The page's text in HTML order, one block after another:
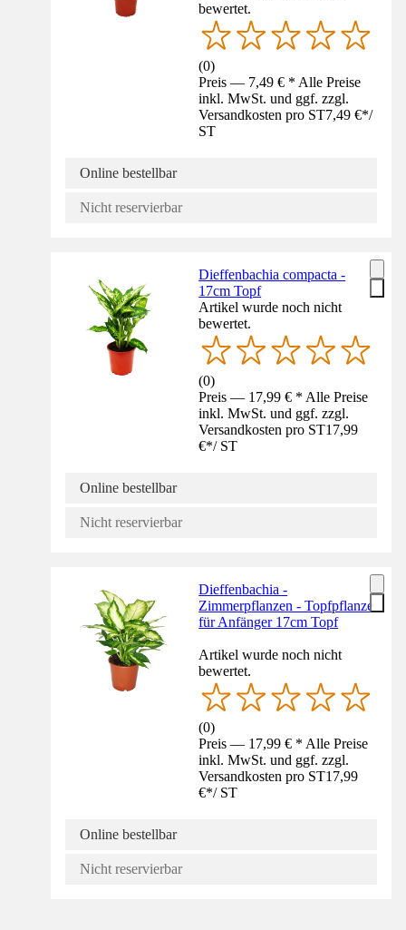
bewertet.
(0)
Preis — 7,49 € * Alle Preise
inkl. MwSt. und ggf. zzgl.
Versandkosten pro ST7,49 €*/
ST
Online bestellbar
Nicht reservierbar
Dieffenbachia compacta -
17cm Topf
Artikel wurde noch nicht
bewertet.
(0)
Preis — 17,99 € * Alle Preise
inkl. MwSt. und ggf. zzgl.
Versandkosten pro ST17,99
€*/ ST
Online bestellbar
Nicht reservierbar
Dieffenbachia -
Zimmerpflanzen - Topfpflanze
für Anfänger 17cm Topf
Artikel wurde noch nicht
bewertet.
(0)
Preis — 17,99 € * Alle Preise
inkl. MwSt. und ggf. zzgl.
Versandkosten pro ST17,99
€*/ ST
Online bestellbar
Nicht reservierbar